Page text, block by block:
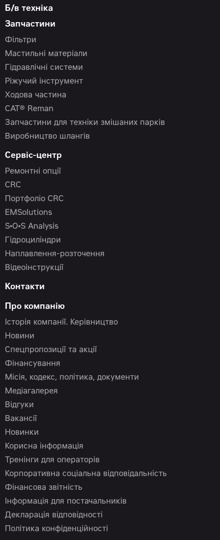
Б/в техніка
Запчастини
Фільтри
Мастильні матеріали
Гідравлічні системи
Ріжучий інструмент
Ходова частина
CAT® Reman
Запчастини для техніки змішаних парків
Виробництво шлангів
Сервіс-центр
Ремонтні опції
CRC
Портфоліо CRC
EMSolutions
S•O•S Analysis
Гідроциліндри
Наплавлення-розточення
Відеоінструкції
Контакти
Про компанію
Історія компанії. Керівництво
Новини
Спецпропозиції та акції
Фінансування
Місія, кодекс, політика, документи
Медіагалерея
Відгуки
Вакансії
Новинки
Корисна інформація
Тренінги для операторів
Корпоративна соціальна відповідальність
Фінансова звітність
Інформація для постачальників
Декларація відповідності
Політика конфіденційності